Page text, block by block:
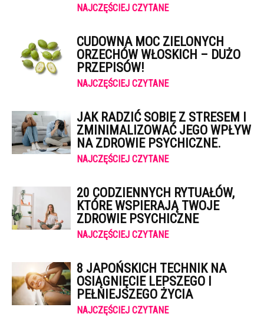
NAJCZĘŚCIEJ CZYTANE
CUDOWNA MOC ZIELONYCH
ORZECHÓW WŁOSKICH – DUŻO
PRZEPISÓW!
NAJCZĘŚCIEJ CZYTANE
JAK RADZIĆ SOBIE Z STRESEM I
ZMINIMALIZOWAĆ JEGO WPŁYW
NA ZDROWIE PSYCHICZNE.
NAJCZĘŚCIEJ CZYTANE
20 CODZIENNYCH RYTUAŁÓW,
KTÓRE WSPIERAJĄ TWOJE
ZDROWIE PSYCHICZNE
NAJCZĘŚCIEJ CZYTANE
8 JAPOŃSKICH TECHNIK NA
OSIĄGNIĘCIE LEPSZEGO I
PEŁNIEJSZEGO ŻYCIA
NAJCZĘŚCIEJ CZYTANE